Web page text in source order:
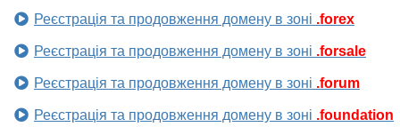
Реєстрація та продовження домену в зоні .forex
Реєстрація та продовження домену в зоні .forsale
Реєстрація та продовження домену в зоні .forum
Реєстрація та продовження домену в зоні .foundation